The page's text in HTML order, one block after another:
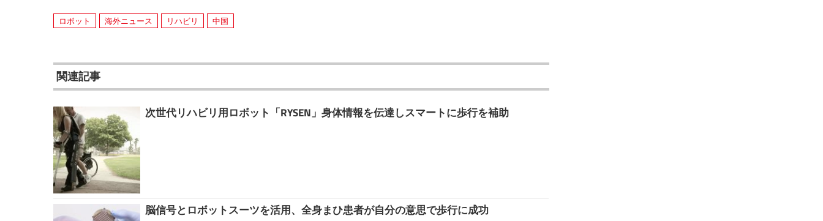
ロボット 海外ニュース リハビリ 中国
関連記事
次世代リハビリ用ロボット「RYSEN」身体情報を伝達しスマートに歩行を補助
脳信号とロボットスーツを活用、全身まひ患者が自分の意思で歩行に成功